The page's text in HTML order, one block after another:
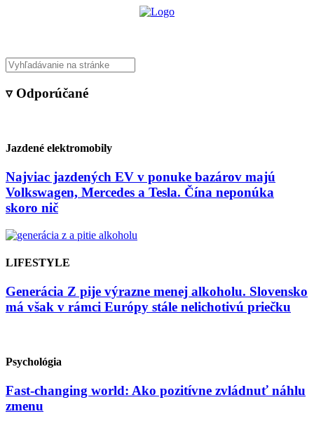
▿ Odporúčané
Jazdené elektromobily
Najviac jazdených EV v ponuke bazárov majú
Volkswagen, Mercedes a Tesla. Čína neponúka
skoro nič
LIFESTYLE
Generácia Z pije výrazne menej alkoholu. Slovensko
má však v rámci Európy stále nelichotivú priečku
Psychológia
Fast-changing world: Ako pozitívne zvládnuť náhlu
zmenu